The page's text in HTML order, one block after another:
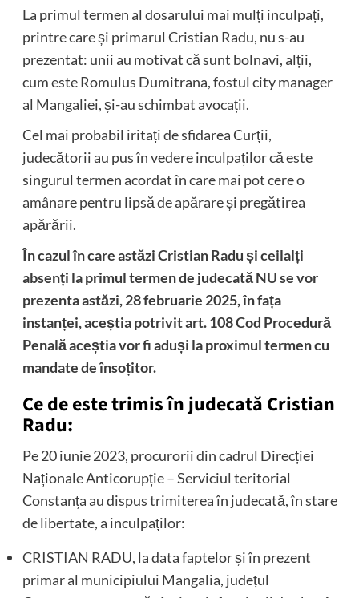
La primul termen al dosarului mai mulți inculpați,
printre care și primarul Cristian Radu, nu s-au
prezentat: unii au motivat că sunt bolnavi, alții,
cum este Romulus Dumitrana, fostul city manager
al Mangaliei, și-au schimbat avocații.
Cel mai probabil iritați de sfidarea Curții,
judecătorii au pus în vedere inculpaților că este
singurul termen acordat în care mai pot cere o
amânare pentru lipsă de apărare și pregătirea
apărării.
În cazul în care astăzi Cristian Radu și ceilalți
absenți la primul termen de judecată NU se vor
prezenta astăzi, 28 februarie 2025, în fața
instanței, aceștia potrivit art. 108 Cod Procedură
Penală aceștia vor fi aduși la proximul termen cu
mandate de însoțitor.
Ce de este trimis în judecată Cristian
Radu:
Pe 20 iunie 2023, procurorii din cadrul Direcției
Naționale Anticorupție – Serviciul teritorial
Constanța au dispus trimiterea în judecată, în stare
de libertate, a inculpaților:
CRISTIAN RADU, la data faptelor și în prezent
primar al municipiului Mangalia, județul